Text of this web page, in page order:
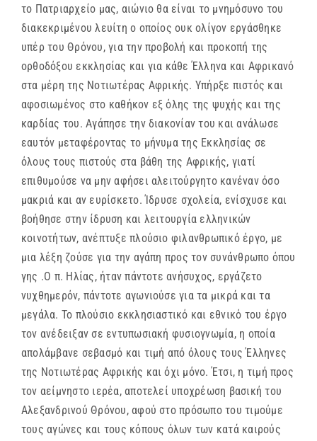
το Πατριαρχείο μας, αιώνιο θα είναι το μνημόσυνο του
διακεκριμένου λευίτη ο οποίος ουκ ολίγον εργάσθηκε
υπέρ του Θρόνου, για την προβολή και προκοπή της
ορθοδόξου εκκλησίας και για κάθε Έλληνα και Αφρικανό
στα μέρη της Νοτιωτέρας Αφρικής. Υπήρξε πιστός και
αφοσιωμένος στο καθήκον εξ όλης της ψυχής και της
καρδίας του. Αγάπησε την διακονίαν του και ανάλωσε
εαυτόν μεταφέροντας το μήνυμα της Εκκλησίας σε
όλους τους πιστούς στα βάθη της Αφρικής, γιατί
επιθυμούσε να μην αφήσει αλειτούργητο κανέναν όσο
μακριά και αν ευρίσκετο. Ίδρυσε σχολεία, ενίσχυσε και
βοήθησε στην ίδρυση και λειτουργία ελληνικών
κοινοτήτων, ανέπτυξε πλούσιο φιλανθρωπικό έργο, με
μια λέξη ζούσε για την αγάπη προς τον συνάνθρωπο όπου
γης .Ο π. Ηλίας, ήταν πάντοτε ανήσυχος, εργάζετο
νυχθημερόν, πάντοτε αγωνιούσε για τα μικρά και τα
μεγάλα. Το πλούσιο εκκλησιαστικό και εθνικό του έργο
τον ανέδειξαν σε εντυπωσιακή φυσιογνωμία, η οποία
απολάμβανε σεβασμό και τιμή από όλους τους Έλληνες
της Νοτιωτέρας Αφρικής και όχι μόνο. Έτσι, η τιμή προς
τον αείμνηστο ιερέα, αποτελεί υποχρέωση βασική του
Αλεξανδρινού Θρόνου, αφού στο πρόσωπο του τιμούμε
τους αγώνες και τους κόπους όλων των κατά καιρούς